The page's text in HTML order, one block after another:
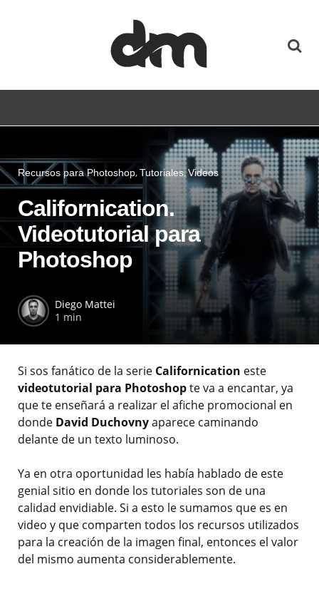
Recursos para Photoshop Tutoriales Videos
Californication.
Videotutorial para
Photoshop
Diego Mattei
1 min
Si sos fanático de la serie Californication este
videotutorial para Photoshopte va a encantar, ya
que te enseñará a realizar el afiche promocional en
donde David Duchovnyaparece caminando
delante de un texto luminoso.
Ya en otra oportunidad les había hablado de este
genial sitio en donde los tutoriales son de una
calidad envidiable. Si a esto le sumamos que es en
video y que comparten todos los recursos utilizados
para la creación de la imagen final, entonces el valor
del mismo aumenta considerablemente.